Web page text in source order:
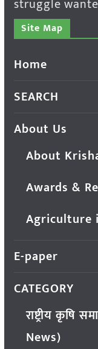
struggle
Site Map
Home
SEARCH
About Us
About
Awards &
Agriculture
E-paper
CATEGORY
राष्ट्रीय कृषि
News)